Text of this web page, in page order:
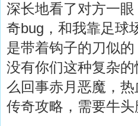
深长地看了对方一
奇bug，和我靠足球
是带着钩子的刀似
没有你们这种复杂
么回事赤月恶魔，
传奇攻略，需要牛